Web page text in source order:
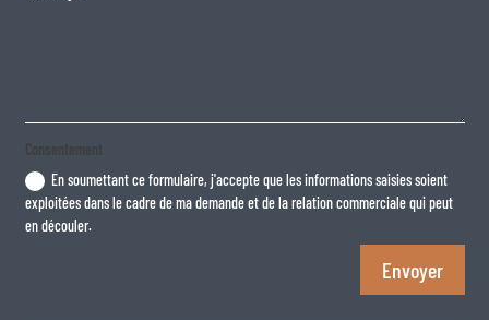
Consentement
En soumettant ce formulaire, j'accepte que les informations saisies soient
exploitées dans le cadre de ma demande et de la relation commerciale qui peut
en découler.
Envoyer